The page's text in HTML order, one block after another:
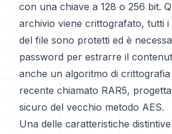
con una chiave a 128 o 256 bit.
archivio viene crittografato, tutti i
del file sono protetti ed è
password per estrarre il
anche un algoritmo di
recente chiamato RAR5,
sicuro del vecchio metodo AES.
Una delle caratteristiche